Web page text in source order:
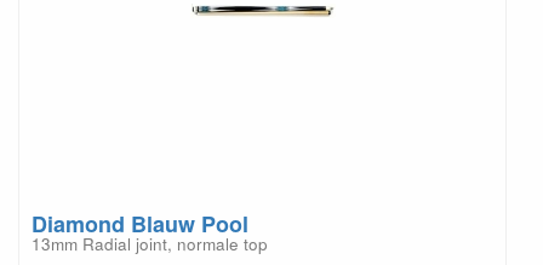
Diamond Blauw Pool
13mm Radial joint, normale top